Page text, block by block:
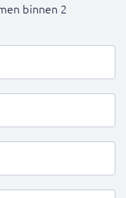
binnen 2